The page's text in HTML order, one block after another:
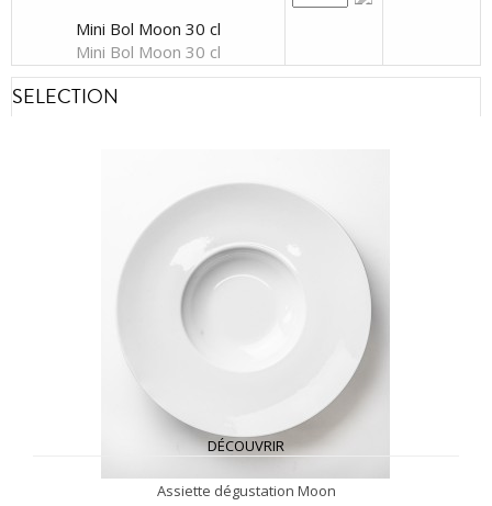
Mini Bol Moon 30 cl
Mini Bol Moon 30 cl
SELECTION
DÉCOUVRIR
Assiette dégustation Moon